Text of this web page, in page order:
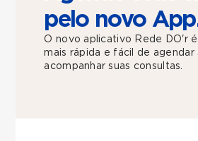
pelo novo
O novo aplicativo Rede DO'r é
mais rápida e fácil de agendar
acompanhar suas consultas.